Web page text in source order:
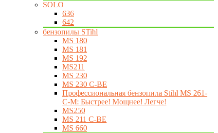
SOLO
636
642
бензопилы STihl
MS 180
MS 181
MS 192
MS211
MS 230
MS 230 C-BE
Профессиональная бензопила Stihl MS 261-
C-M: Быстрее! Мощнее! Легче!
MS250
MS 211 C-BE
MS 660